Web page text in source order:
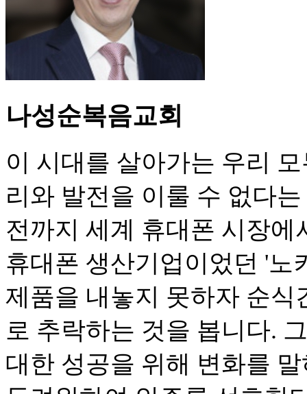
나성순복음교회
이 시대를 살아가는 우리
리와 발전을 이룰 수 없다
전까지 세계 휴대폰 시장에
휴대폰 생산기업이었던 '노
제품을 내놓지 못하자 순
로 추락하는 것을 봅니다.
대한 성공을 위해 변화를